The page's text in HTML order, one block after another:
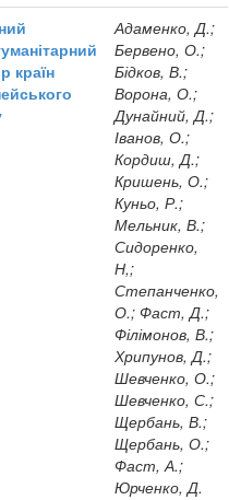
країн
Адаменко, Д.;
Бервено, О.;
Бідков, В.;
Ворона, О.;
Дунайний, Д.;
Іванов, О.;
Кордиш, Д.;
Кришень, О.;
Куньо, Р.;
Мельник, В.;
Сидоренко,
Н,;
Степанченко,
О.; Фаст, Д.;
Філімонов, В.;
Хрипунов, Д.;
Шевченко, О.;
Шевченко, С.;
Щербань, В.;
Щербань, О.;
Фаст, А.;
Юрченко, Д.